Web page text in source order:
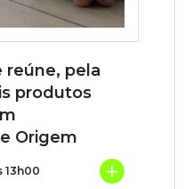
reúne, pela
produtos
Origem
13h00 +